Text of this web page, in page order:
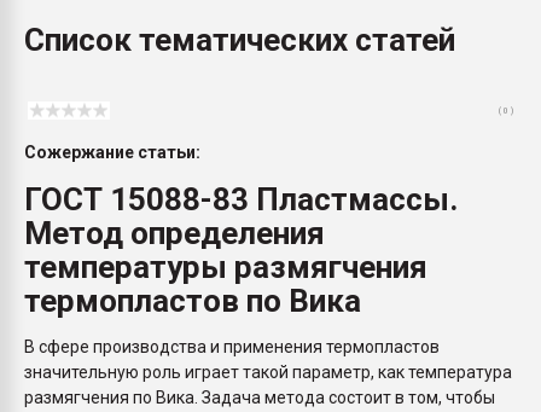
28.07.2026
Всё, что касается
Список тематических статей
( 0 )
Сожержание статьи:
ГОСТ 15088-83 Пластмассы.
Метод определения
температуры размягчения
термопластов по Вика
В сфере производства и применения термопластов
значительную роль играет такой параметр, как температура
размягчения по Вика. Задача метода состоит в том, чтобы